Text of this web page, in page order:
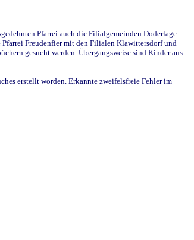
Pfarrei auch die Filialgemeinden Doderlage
Freudenfier mit den Filialen Klawittersdorf und
gesucht werden. Übergangsweise sind Kinder aus
erstellt worden. Erkannte zweifelsfreie Fehler im